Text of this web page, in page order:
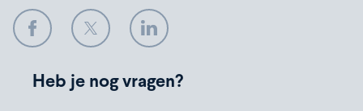
FacebookTwitter LinkedIn
Heb je nog vragen?